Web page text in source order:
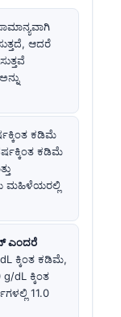
ಆದರೆ
ಕಡಿಮೆ
ಕಡಿಮೆ
ಮಹಿಳೆಯರಲ್ಲಿ
ಎಂದರೆ
ಕ್ಕಿಂತ ಕಡಿಮೆ,
dL ಕ್ಕಿಂತ
11.0